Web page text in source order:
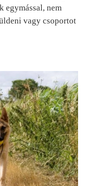
egymással, nem
vagy csoportot